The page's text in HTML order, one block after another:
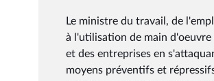
Le ministre du travail, de
à l'utilisation de main
et des entreprises en
moyens préventifs et